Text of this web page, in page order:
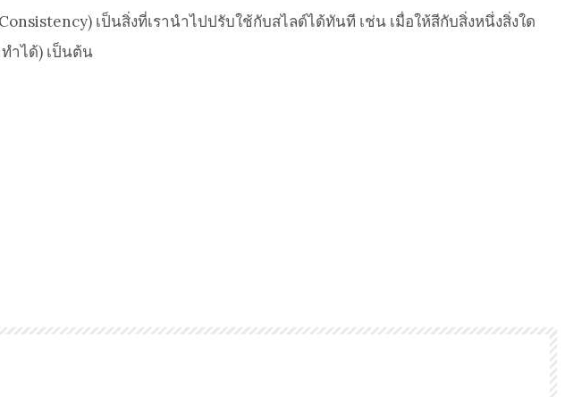
เป็นสิ่งที่เรานำไปปรับใช้กับสไลด์ได้ทันที เช่น เมื่อให้สีกับสิ่งหนึ่งสิ่งใด
ำได้) เป็นต้น